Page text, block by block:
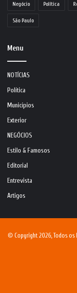
Negócio Política
São Paulo
Menu
NOTÍCIAS
Política
Municípios
Exterior
NEGÓCIOS
Estilo & Famosos
Editorial
Entrevista
Artigos
© Copyright 2026, Todos os